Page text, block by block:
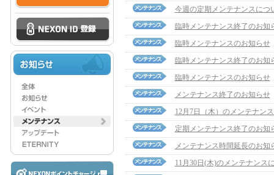
今週の定期メンテナンスにつ
臨時メンテナンス終了のお知
臨時メンテナンスのお知らせ
臨時メンテナンス終了のお知
臨時メンテナンスのお知らせ
メンテナンス終了のお知らせ
12月7日（木）のメンテナン
定期メンテナンス終了のお知
メンテナンス時間延長のお知
11月30日(木)のメンテナンス